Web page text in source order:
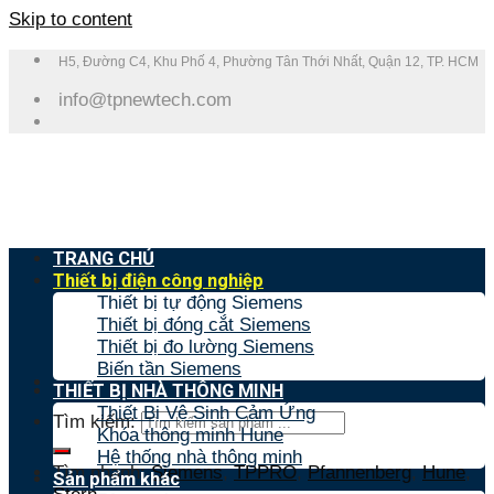
Skip to content
H5, Đường C4, Khu Phố 4, Phường Tân Thới Nhất, Quận 12, TP. HCM
info@tpnewtech.com
Tìm kiếm:
Tìm nhanh:Siemens,TPPRO,Pfannenberg,Hune,
TRANG CHỦ
Thiết bị điện công nghiệp
Thiết bị tự động Siemens
Thiết bị đóng cắt Siemens
Thiết bị đo lường Siemens
Biến tần Siemens
THIẾT BỊ NHÀ THÔNG MINH
Thiết Bị Vệ Sinh Cảm Ứng
Khóa thông minh Hune
Hệ thống nhà thông minh
Sản phẩm khác